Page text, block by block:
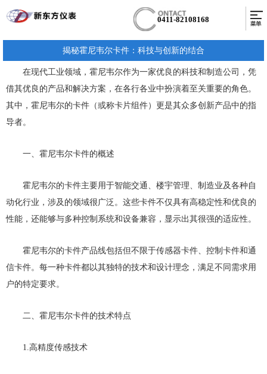
0411-82108168
揭秘霍尼韦尔卡件：科技与创新的结合
在现代工业领域，霍尼韦尔作为一家优良的科技和制造公司，凭
借其优良的产品和解决方案，在各行各业中扮演着至关重要的角色。
其中，霍尼韦尔的卡件（或称卡片组件）更是其众多创新产品中的指
导者。
一、霍尼韦尔卡件的概述
霍尼韦尔的卡件主要用于智能交通、楼宇管理、制造业及各种自
动化行业，涉及的领域很广泛。这些卡件不仅具有高稳定性和优良的
性能，还能够与多种控制系统和设备兼容，显示出其很强的适应性。
霍尼韦尔的卡件产品线包括但不限于传感器卡件、控制卡件和通
信卡件。每一种卡件都以其独特的技术和设计理念，满足不同需求用
户的特定要求。
二、霍尼韦尔卡件的技术特点
1.高精度传感技术